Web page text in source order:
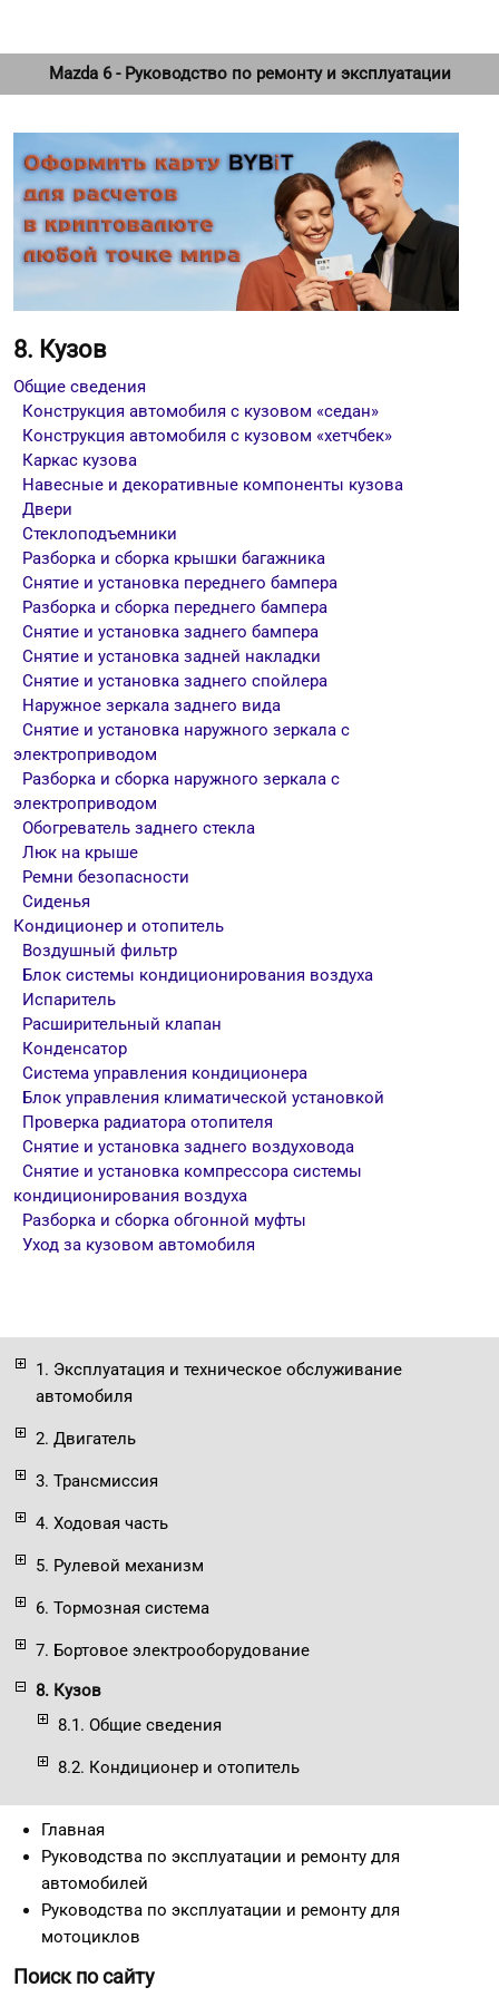
Mazda 6 - Руководство по ремонту и эксплуатации
1. Эксплуатация и техническое обслуживание
автомобиля
2. Двигатель
3. Трансмиссия
4. Ходовая часть
5. Рулевой механизм
6. Тормозная система
7. Бортовое электрооборудование
8. Кузов
8.1. Общие сведения
8.2. Кондиционер и отопитель
8. Кузов
Общие сведения
Конструкция автомобиля с кузовом «седан»
Конструкция автомобиля с кузовом «хетчбек»
Каркас кузова
Навесные и декоративные компоненты кузова
Двери
Стеклоподъемники
Разборка и сборка крышки багажника
Снятие и установка переднего бампера
Разборка и сборка переднего бампера
Снятие и установка заднего бампера
Снятие и установка задней накладки
Снятие и установка заднего спойлера
Наружное зеркала заднего вида
Снятие и установка наружного зеркала с
электроприводом
Разборка и сборка наружного зеркала с
электроприводом
Обогреватель заднего стекла
Люк на крыше
Ремни безопасности
Сиденья
Кондиционер и отопитель
Воздушный фильтр
Блок системы кондиционирования воздуха
Испаритель
Расширительный клапан
Конденсатор
Система управления кондиционера
Блок управления климатической установкой
Проверка радиатора отопителя
Снятие и установка заднего воздуховода
Снятие и установка компрессора системы
кондиционирования воздуха
Разборка и сборка обгонной муфты
Уход за кузовом автомобиля
Главная
Руководства по эксплуатации и ремонту для
автомобилей
Руководства по эксплуатации и ремонту для
мотоциклов
Поиск по сайту